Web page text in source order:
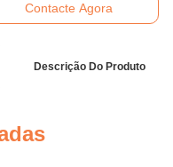
Contacte Agora
Descrição Do Produto